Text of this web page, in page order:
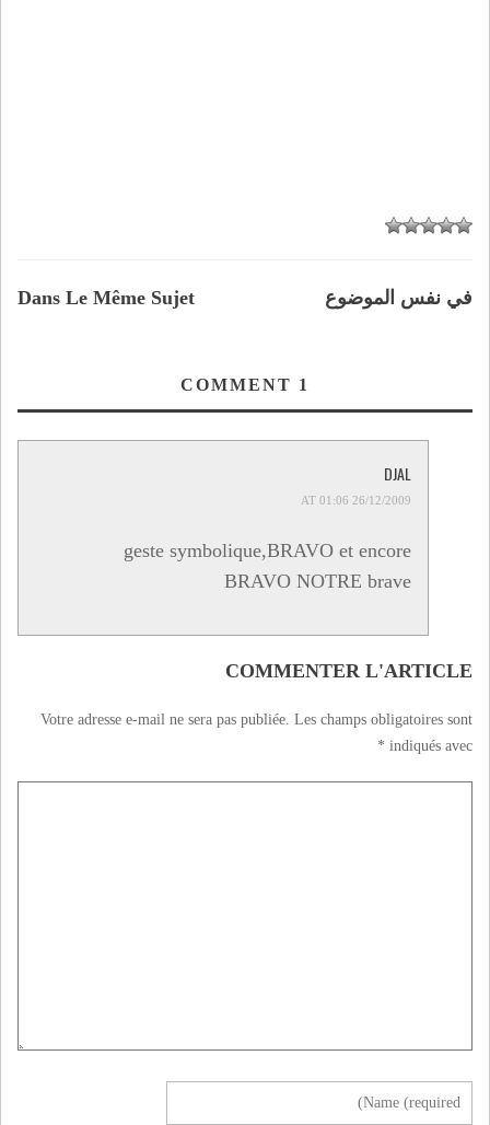
Dans Le Même Sujet في نفس الموضوع
1
DJAL
26/12/2009 AT 01:06
geste symbolique,BRAVO et encore
BRAVO NOTRE brave
COMMENTER L'ARTICLE
Votre adresse e-mail ne sera pas publiée. Les champs obligatoires sont
indiqués avec
*